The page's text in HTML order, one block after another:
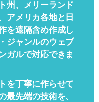
州、メリーランド
アメリカ各地と日
を遠隔含め作成し
ジャンルのウェブ
ガルで対応できま
を丁寧に作らせて
最先端の技術を、